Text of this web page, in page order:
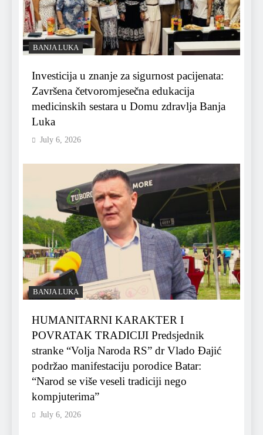
BANJA LUKA
Investicija u znanje za sigurnost pacijenata:
Završena četvoromjesečna edukacija
medicinskih sestara u Domu zdravlja Banja
Luka
July 6, 2026
BANJA LUKA
HUMANITARNI KARAKTER I
POVRATAK TRADICIJI Predsjednik
stranke “Volja Naroda RS” dr Vlado Đajić
podržao manifestaciju porodice Batar:
“Narod se više veseli tradiciji nego
kompjuterima”
July 6, 2026